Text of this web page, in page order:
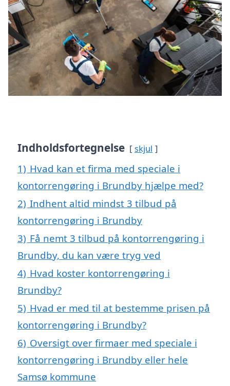
Indholdsfortegnelse skjul
1) Hvad kan et firma med speciale i
kontorrengøring i Brundby hjælpe med?
2) Indhent altid mindst 3 tilbud på
kontorrengøring i Brundby
3) Få nemt 3 tilbud på kontorrengøring i
Brundby, du kan være tryg ved
4) Hvad koster kontorrengøring i
Brundby?
5) Hvad er med til at bestemme prisen på
kontorrengøring i Brundby?
6) Oversigt over firmaer med speciale i
kontorrengøring i Brundby eller hele
Samsø kommune